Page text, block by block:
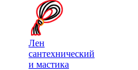
Лен
сантехнический
и мастика